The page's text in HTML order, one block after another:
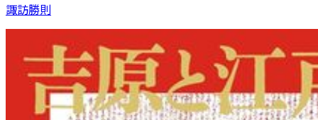
諏訪勝則